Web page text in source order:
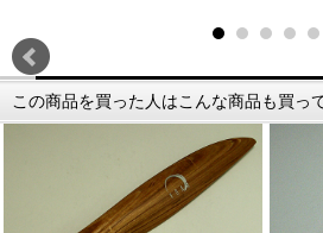
この商品を買った人はこんな商品も買っ